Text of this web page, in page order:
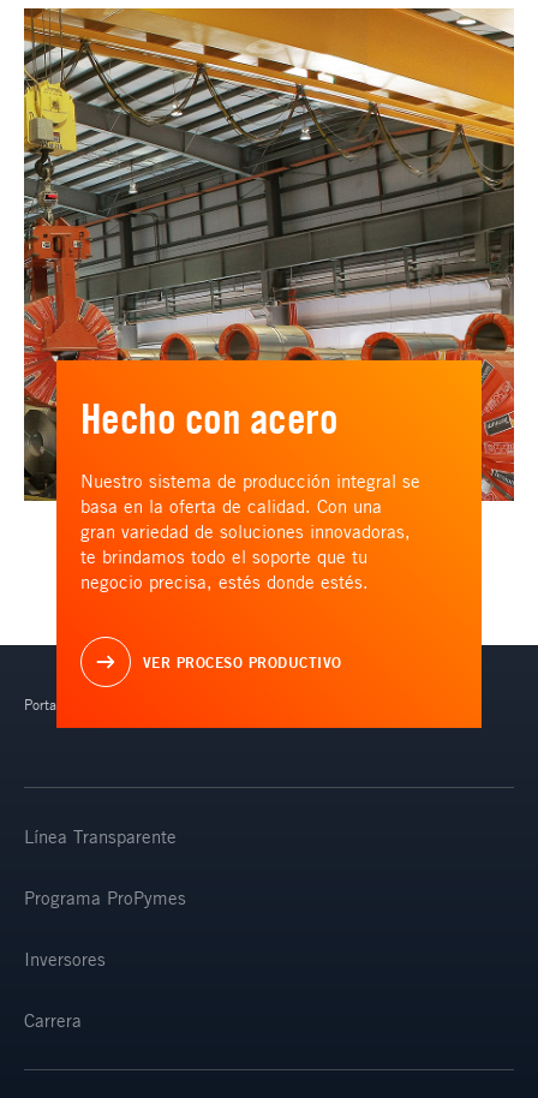
Hecho con acero
Nuestro sistema de producción integral se
basa en la oferta de calidad. Con una
gran variedad de soluciones innovadoras,
te brindamos todo el soporte que tu
negocio precisa, estés donde estés.
VER PROCESO PRODUCTIVO
Portal de acceso exclusivo para clientes Ternium.
Línea Transparente
Programa ProPymes
Inversores
Carrera